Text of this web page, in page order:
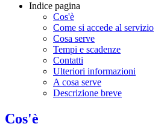
Indice pagina
Cos'è
Come si accede al servizio
Cosa serve
Tempi e scadenze
Contatti
Ulteriori informazioni
A cosa serve
Descrizione breve
Cos'è